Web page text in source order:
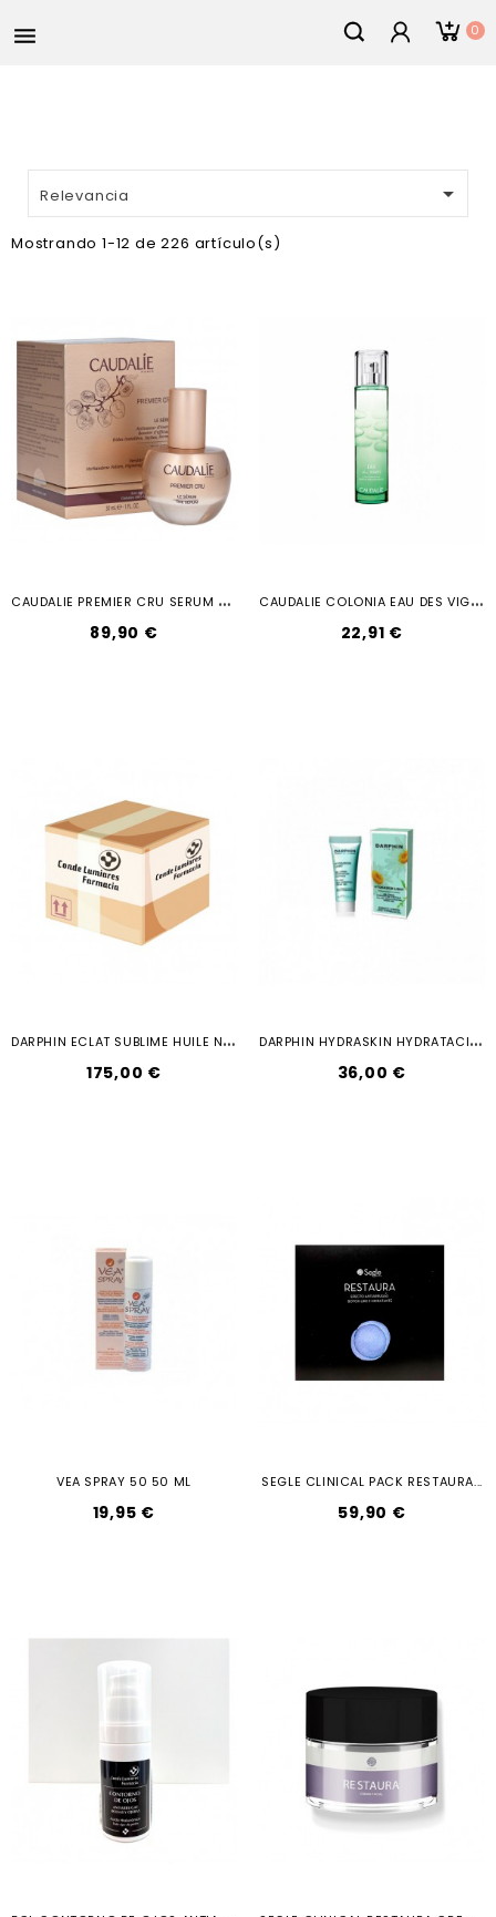
 0
Relevancia 
Mostrando 1-12 de 226 artículo(s)
C
AUDALIE PREMIER CRU SERUM 30ML
89,90 €
C
AUDALIE COLONIA EAU DES VIGNES 50 ML
22,91 €
D
ARPHIN ECLAT SUBLIME HUILE NECTAR 8...
175,00 €
D
ARPHIN HYDRASKIN HYDRATACION GEL...
36,00 €
VEA SPRAY 50 50 ML
19,95 €
SEGLE CLINICAL PACK RESTAURA...
59,90 €